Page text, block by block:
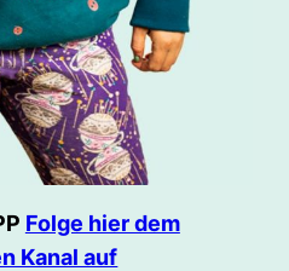
Folge hier dem
Kanal auf